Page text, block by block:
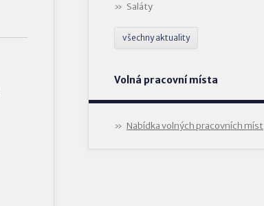
Saláty
všechny aktuality
Volná pracovní místa
Nabídka volných pracovních míst